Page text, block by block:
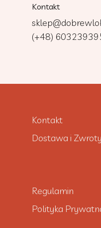
Kontakt
(+48)
Kontakt
Dostawa i Zwroty
Regulamin
Polityka